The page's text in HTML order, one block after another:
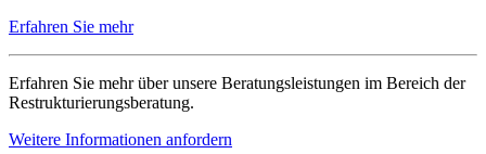
Erfahren Sie mehr
Erfahren Sie mehr über unsere Beratungsleistungen im Bereich der
Restrukturierungsberatung.
Weitere Informationen anfordern